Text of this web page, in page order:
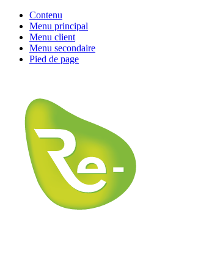
Contenu
Menu principal
Menu client
Menu secondaire
Pied de page